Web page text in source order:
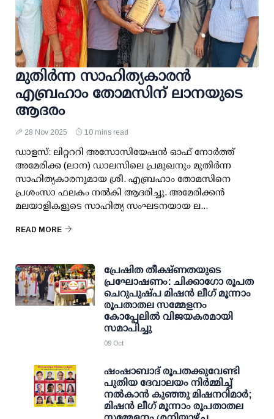
മുതിർന്ന സാഹിത്യകാരൻ
എബ്രഹാം തോമസിന് ലാനയുടെ
ആദരം
28 Nov 2025 10 mins read
ഡാളസ്: ലിറ്റററി അസോസിയേഷൻ ഓഫ് നോർത്ത്
അമേരിക്ക (ലാന) ഡാലസിലെ പ്രമുഖനും മുതിർന്ന
സാഹിത്യകാരനുമായ ശ്രീ. എബ്രഹാം തോമസിനെ
പ്രശംസാ ഫലകം നൽകി ആദരിച്ചു. അമേരിക്കൻ
മലയാളികളുടെ സാഹിത്യ സംഘടനയായ ല...
READ MORE
പ്രേഷിത തീക്ഷ്ണതയുടെ
പ്രഘോഷണം: ചിക്കാഗോ രൂപത
ചെറുപുഷ്പ മിഷൻ ലീഗ് മൂന്നാം
രൂപതാതല സമ്മേളനം
കോപ്പേലിൽ വിജയകരമായി
സമാപിച്ചു
09 Oct
ഷംഷാബാദ് രൂപതക്കുവേണ്ടി
പുതിയ ദേവാലയം നിർമ്മിച്ച്
നൽകാൻ കുഞ്ഞു മിഷനറിമാർ;
മിഷൻ ലീഗ് മൂന്നാം രൂപതാതല